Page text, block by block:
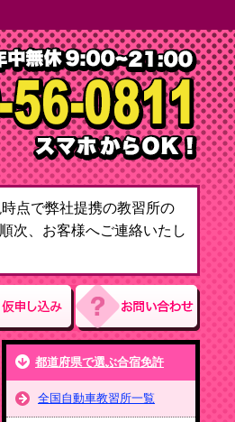
点で弊社提携の教習所の
次、お客様へご連絡いたし
都道府県で選ぶ合宿免許
全国自動車教習所一覧